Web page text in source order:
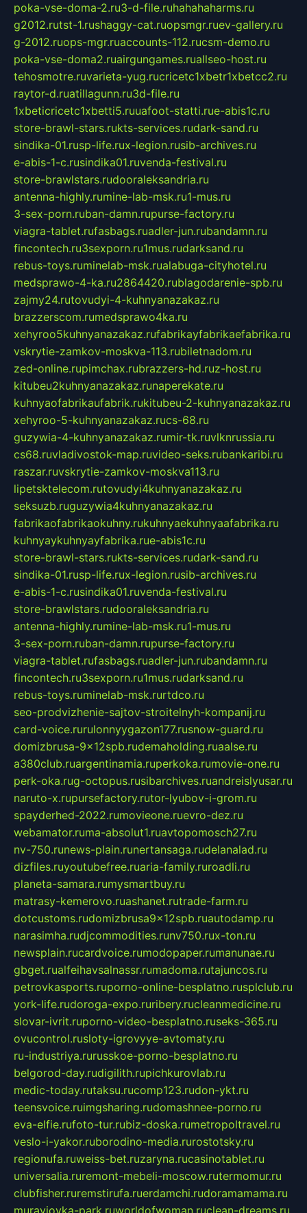
poka-vse-doma-2.ru3-d-file.ruhahahaharms.ru
g2012.rutst-1.rushaggy-cat.ruopsmgr.ruev-gallery.ru
g-2012.ruops-mgr.ruaccounts-112.rucsm-demo.ru
poka-vse-doma2.ruairgungames.ruallseo-host.ru
tehosmotre.ruvarieta-yug.rucricetc1xbetr1xbetcc2.ru
raytor-d.ruatillagunn.ru3d-file.ru
1xbeticricetc1xbetti5.ruuafoot-statti.rue-abis1c.ru
store-brawl-stars.rukts-services.rudark-sand.ru
sindika-01.rusp-life.rux-legion.rusib-archives.ru
e-abis-1-c.rusindika01.ruvenda-festival.ru
store-brawlstars.rudooraleksandria.ru
antenna-highly.rumine-lab-msk.ru1-mus.ru
3-sex-porn.ruban-damn.rupurse-factory.ru
viagra-tablet.rufasbags.ruadler-jun.rubandamn.ru
fincontech.ru3sexporn.ru1mus.rudarksand.ru
rebus-toys.ruminelab-msk.rualabuga-cityhotel.ru
medsprawo-4-ka.ru2864420.rublagodarenie-spb.ru
zajmy24.rutovudyi-4-kuhnyanazakaz.ru
brazzerscom.rumedsprawo4ka.ru
xehyroo5kuhnyanazakaz.rufabrikayfabrikaefabrika.ru
vskrytie-zamkov-moskva-113.rubiletnadom.ru
zed-online.rupimchax.rubrazzers-hd.ruz-host.ru
kitubeu2kuhnyanazakaz.runaperekate.ru
kuhnyaofabrikaufabrik.rukitubeu-2-kuhnyanazakaz.ru
xehyroo-5-kuhnyanazakaz.rucs-68.ru
guzywia-4-kuhnyanazakaz.rumir-tk.ruvlknrussia.ru
cs68.ruvladivostok-map.ruvideo-seks.rubankaribi.ru
raszar.ruvskrytie-zamkov-moskva113.ru
lipetsktelecom.rutovudyi4kuhnyanazakaz.ru
seksuzb.ruguzywia4kuhnyanazakaz.ru
fabrikaofabrikaokuhny.rukuhnyaekuhnyaafabrika.ru
kuhnyaykuhnyayfabrika.rue-abis1c.ru
store-brawl-stars.rukts-services.rudark-sand.ru
sindika-01.rusp-life.rux-legion.rusib-archives.ru
e-abis-1-c.rusindika01.ruvenda-festival.ru
store-brawlstars.rudooraleksandria.ru
antenna-highly.rumine-lab-msk.ru1-mus.ru
3-sex-porn.ruban-damn.rupurse-factory.ru
viagra-tablet.rufasbags.ruadler-jun.rubandamn.ru
fincontech.ru3sexporn.ru1mus.rudarksand.ru
rebus-toys.ruminelab-msk.rurtdco.ru
seo-prodvizhenie-sajtov-stroitelnyh-kompanij.ru
card-voice.rurulonnyygazon177.rusnow-guard.ru
domizbrusa-9x12spb.rudemaholding.ruaalse.ru
a380club.ruargentinamia.ruperkoka.rumovie-one.ru
perk-oka.rug-octopus.rusibarchives.ruandreislyusar.ru
naruto-x.rupursefactory.rutor-lyubov-i-grom.ru
spayderhed-2022.rumovieone.ruevro-dez.ru
webamator.ruma-absolut1.ruavtopomosch27.ru
nv-750.runews-plain.runertansaga.rudelanalad.ru
dizfiles.ruyoutubefree.ruaria-family.ruroadli.ru
planeta-samara.rumysmartbuy.ru
matrasy-kemerovo.ruashanet.rutrade-farm.ru
dotcustoms.rudomizbrusa9x12spb.ruautodamp.ru
narasimha.rudjcommodities.runv750.rux-ton.ru
newsplain.rucardvoice.rumodopaper.rumanunae.ru
gbget.rualfeihavsalnassr.rumadoma.rutajuncos.ru
petrovkasports.ruporno-online-besplatno.rusplclub.ru
york-life.rudoroga-expo.ruribery.rucleanmedicine.ru
slovar-ivrit.ruporno-video-besplatno.ruseks-365.ru
ovucontrol.rusloty-igrovyye-avtomaty.ru
ru-industriya.rurusskoe-porno-besplatno.ru
belgorod-day.rudigilith.rupichkurovlab.ru
medic-today.rutaksu.rucomp123.rudon-ykt.ru
teensvoice.ruimgsharing.rudomashnee-porno.ru
eva-elfie.rufoto-tur.rubiz-doska.rumetropoltravel.ru
veslo-i-yakor.ruborodino-media.rurostotsky.ru
regionufa.ruweiss-bet.ruzaryna.rucasinotablet.ru
universalia.ruremont-mebeli-moscow.rutermomur.ru
clubfisher.ruremstirufa.ruerdamchi.rudoramamama.ru